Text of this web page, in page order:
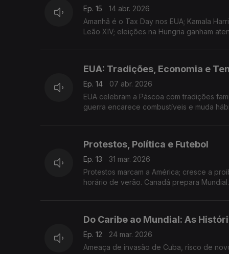
Ep. 15
14 abr. 2026
Amanhã é o Tax Day nos EUA; Kamala
Leão XIV; eleições na Hungria ganham
EUA: Tradições, Economia e
Ep. 14
07 abr. 2026
EUA celebram a Páscoa com tradições
guerra encarece combustíveis e muda
Protestos, Política e Futebol
Ep. 13
31 mar. 2026
Protestos marcam a América; cresce a
horário de verão. Canadá prepara
Do Caribe ao Mundial: As
Ep. 12
24 mar. 2026
Ameaça de invasão de Cuba, risco de